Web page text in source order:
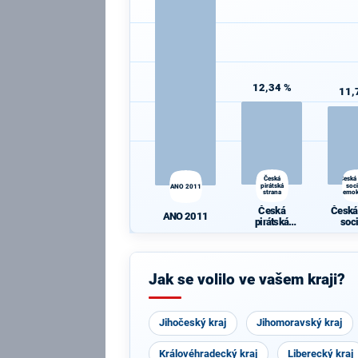
ANO 2011
ANO 2011
12,34 %
Česká
pirátská
strana
Česká
pirátská
Jak se volilo ve vašem kraji?
Jihočeský kraj Jihomoravský kraj
Královéhradecký kraj Liberecký kraj